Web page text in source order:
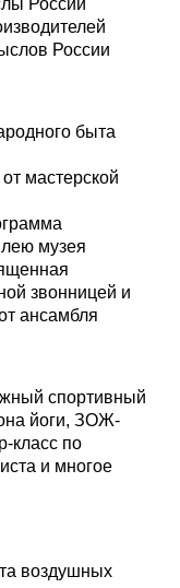
России"
России
быта
мастерской
музея
звонницей и
ансамбля
спортивный
йоги, ЗОЖ-
класс по
и многое
воздушных